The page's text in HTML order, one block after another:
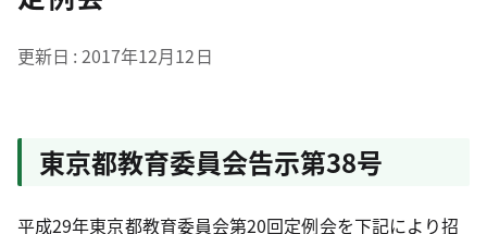
更新日 2017年12月12日
東京都教育委員会告示第38号
平成29年東京都教育委員会第20回定例会を下記により招